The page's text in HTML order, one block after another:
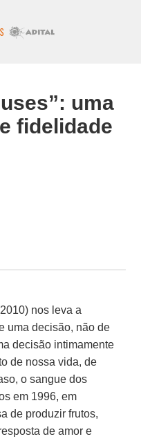
uma
fidelidade
nos leva a
uma decisão, não de
decisão intimamente
de nossa vida, de
o sangue dos
em 1996, em
de produzir frutos,
de amor e